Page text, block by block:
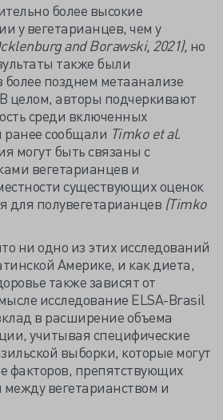
более высокие
у вегетарианцев, чем у
and Borawski, 2021), но
также были
позднем метаанализе
В целом, авторы подчеркивают
среди включенных
ранее сообщали Timko et al.
могут быть связаны с
вегетарианцев и
существующих оценок
для полувегетарианцев (Timko
ни одно из этих исследований
Америке, и как диета,
также зависят от
исследование ELSA-Brasil
в расширение объема
учитывая специфические
выборки, которые могут
факторов, препятствующих
вегетарианством и